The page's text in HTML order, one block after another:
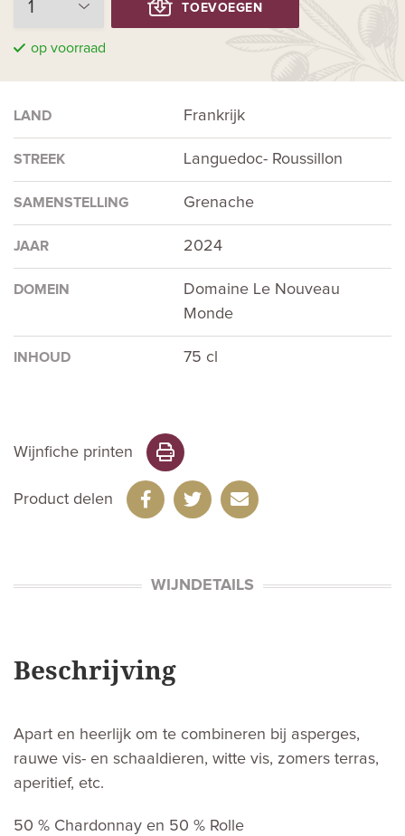
TOEVOEGEN
op voorraad
LAND Frankrijk
STREEK Languedoc- Roussillon
SAMENSTELLING Grenache
JAAR 2024
DOMEIN
Domaine Le Nouveau
Monde
INHOUD 75 cl
Wijnfiche printen
Product delen
WIJNDETAILS
Beschrijving
Apart en heerlijk om te combineren bij asperges,
rauwe vis- en schaaldieren, witte vis, zomers terras,
aperitief, etc.
50 % Chardonnay en 50 % Rolle